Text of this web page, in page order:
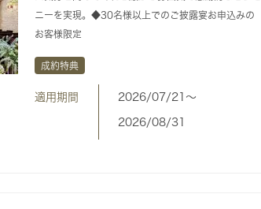
ニーを実現。◆30名様以上でのご披露宴お申込みの
お客様限定
成約特典
適用期間 2026/07/21〜
2026/08/31